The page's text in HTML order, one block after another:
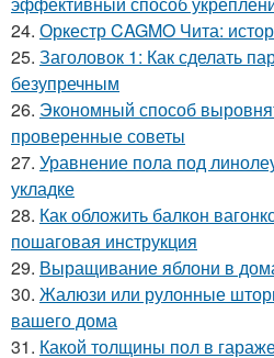
24. Оркестр CAGMO Чита:
25. Заголовок 1: Как сделать
безупречным
26. Экономный способ
проверенные советы
27. Уравнение пола под
укладке
28. Как обложить балкон
пошаговая инструкция
29. Выращивание яблони в
30. Жалюзи или рулонные
вашего дома
31. Какой толщины пол в